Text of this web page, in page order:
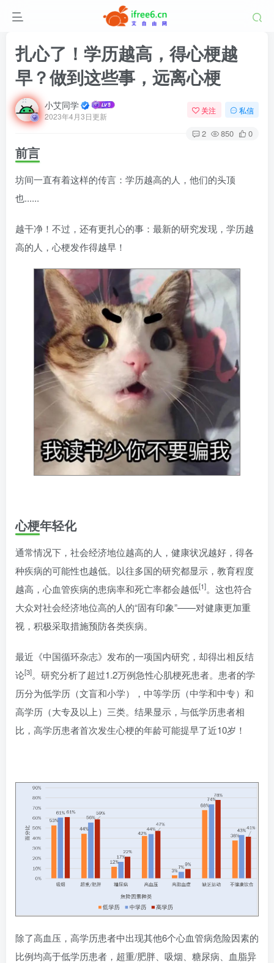
扎心了！学历越高，得心梗越
早？做到这些事，远离心梗
小艾同学
2023年4月3日更新
关注 私信
2 850 0
前言
坊间一直有着这样的传言：学历越高的人，他们的头顶
也......
越干净！不过，还有更扎心的事：最新的研究发现，学历越
高的人，心梗发作得越早！
心梗年轻化
通常情况下，社会经济地位越高的人，健康状况越好，得各
种疾病的可能性也越低。以往多国的研究都显示，教育程度
越高，心血管疾病的患病率和死亡率都会越低[1]。这也符合
大众对社会经济地位高的人的“固有印象”——对健康更加重
视，积极采取措施预防各类疾病。
最近《中国循环杂志》发布的一项国内研究，却得出相反结
论[3]。研究分析了超过1.2万例急性心肌梗死患者。患者的学
历分为低学历（文盲和小学），中等学历（中学和中专）和
高学历（大专及以上）三类。结果显示，与低学历患者相
比，高学历患者首次发生心梗的年龄可能提早了近10岁！
除了高血压，高学历患者中出现其他6个心血管病危险因素的
比例均高于低学历患者，超重/肥胖、吸烟、糖尿病、血脂异